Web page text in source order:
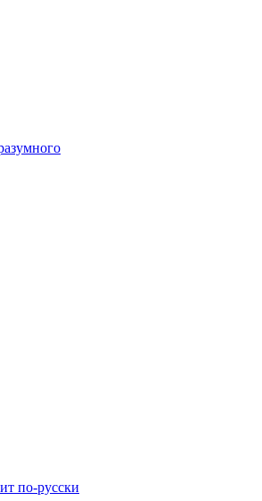
по-русски